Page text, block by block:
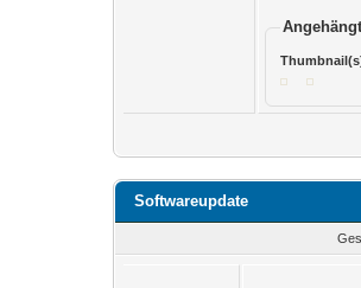
Softwareupdate